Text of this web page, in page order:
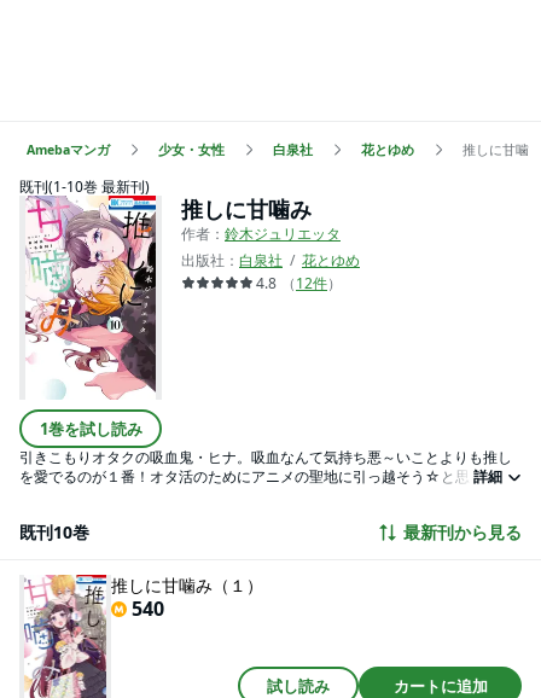
Amebaマンガ 少女・女性 白泉社 花とゆめ 推しに甘噛み
既刊(1-10巻 最新刊)
1巻を試し読み
推しに甘噛み
作者： 鈴木ジュリエッタ
出版社： 白泉社
花とゆめ
4.8
（12件）
引きこもりオタクの吸血鬼・ヒナ。吸血なんて気持ち悪～いことよりも推し
を愛でるのが１番！オタ活のためにアニメの聖地に引っ越そう☆と思った
舌イケメンの、ブラッディ・ラブコメディ！
詳細
既刊10巻 最新刊から見る
推しに甘噛み（１）
540
試し読み カートに追加